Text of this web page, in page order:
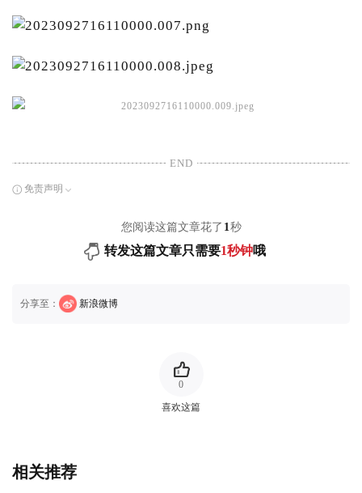
END
免责声明
您阅读这篇文章花了 1秒
转发这篇文章只需要1秒钟哦
分享至： 新浪微博
喜欢这篇
0
相关推荐